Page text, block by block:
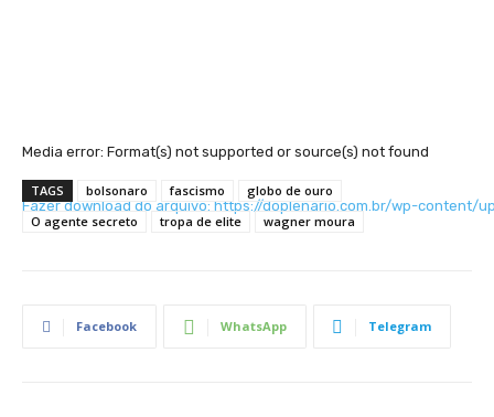
Media error: Format(s) not supported or source(s) not found
Fazer download do arquivo: https://doplenario.com.br/wp-content/
TAGS bolsonaro fascismo
globo de ouro
O agente secreto
tropa de elite wagner moura
Facebook WhatsApp Telegram